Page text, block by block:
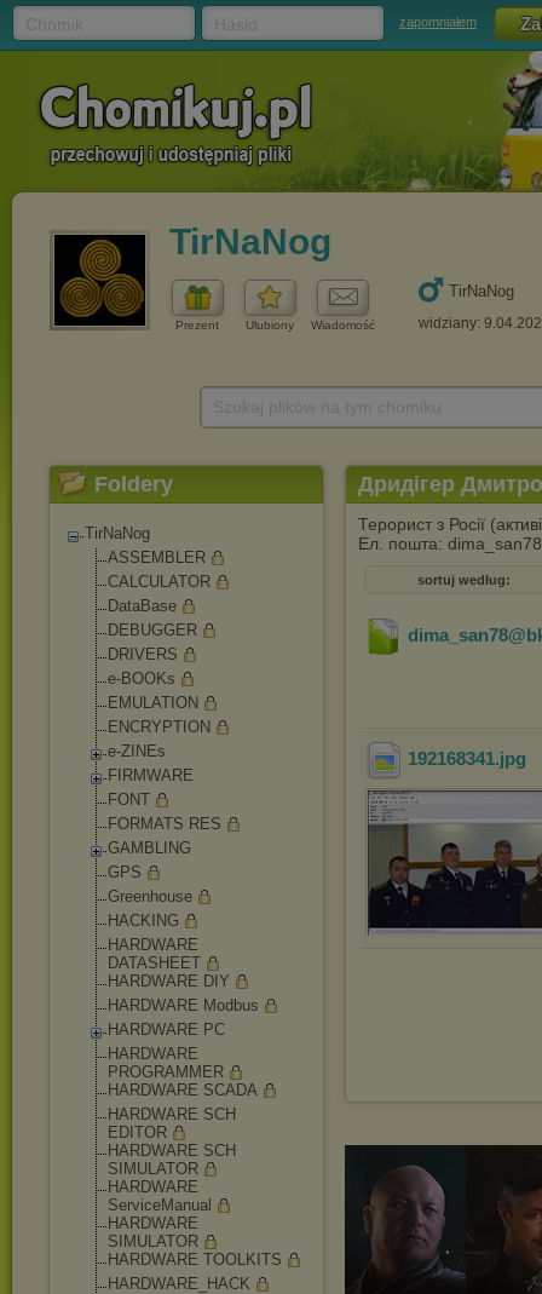
zapomniałem
TirNaNog
Prezent Ulubiony Wiadomość
TirNaNog
widziany:
Foldery
TirNaNog
ASSEMBLER
CALCULATOR
DataBase
DEBUGGER
DRIVERS
e-BOOKs
EMULATION
ENCRYPTION
e-ZINEs
FIRMWARE
FONT
FORMATS RES
GAMBLING
GPS
Greenhouse
HACKING
HARDWARE
DATASHEET
HARDWARE DIY
HARDWARE Modbus
HARDWARE PC
HARDWARE
PROGRAMMER
HARDWARE SCADA
HARDWARE SCH
EDITOR
HARDWARE SCH
SIMULATOR
HARDWARE
ServiceManual
HARDWARE
SIMULATOR
HARDWARE TOOLKITS
HARDWARE_HACK
Дридігер
Терорист з Росії
Ел. пошта:
sortuj według:
192168341.jpg